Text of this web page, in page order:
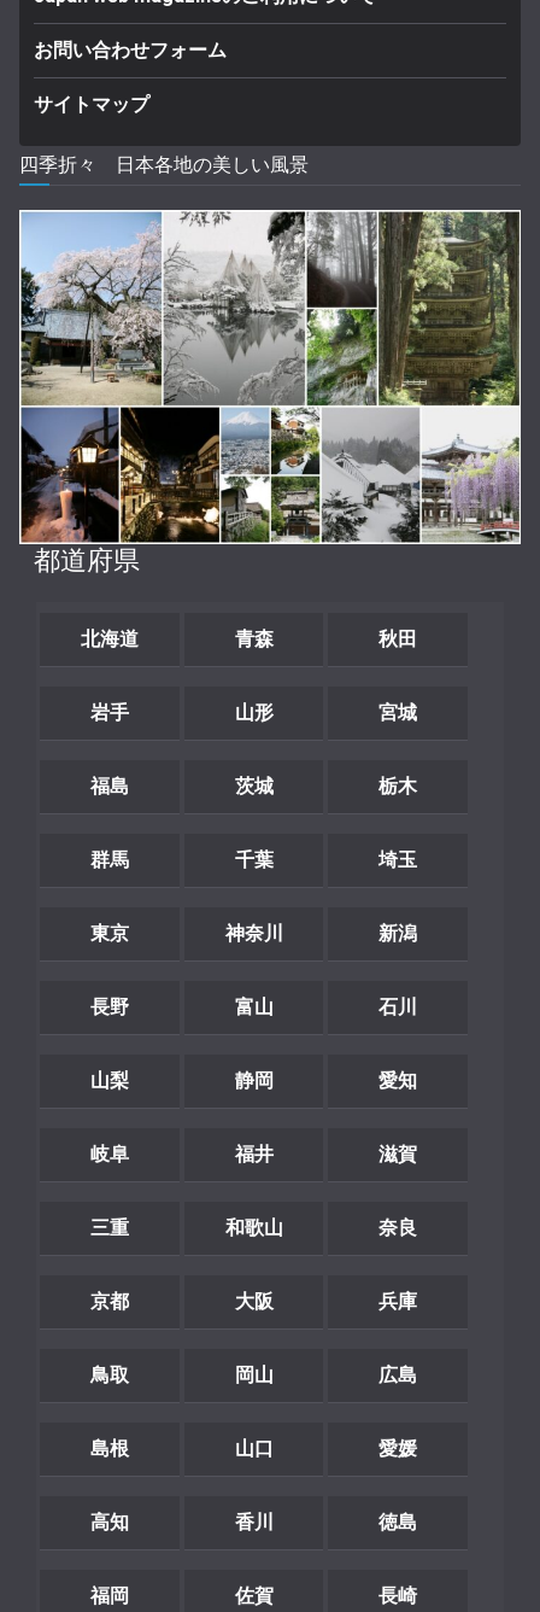
お問い合わせフォーム
サイトマップ
四季折々 日本各地の美しい風景
都道府県
北海道 青森 秋田
岩手 山形 宮城
福島 茨城 栃木
群馬 千葉 埼玉
東京 神奈川 新潟
長野 富山 石川
山梨 静岡 愛知
岐阜 福井 滋賀
三重 和歌山 奈良
京都 大阪 兵庫
鳥取 岡山 広島
島根 山口 愛媛
高知 香川 徳島
福岡 佐賀 長崎